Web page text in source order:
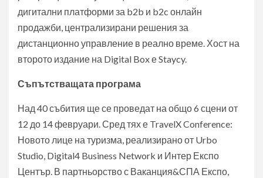
дигитални платформи за b2b и b2c онлайн
продажби, централизирани решения за
дистанционно управление в реално време. Хост на
второто издание на Digital Box е Staycy.
Съпътстващата програма
Над 40 събития ще се проведат на общо 6 сцени от
12 до 14 февруари. Сред тях е TravelX Conference:
Новото лице на туризма, реализирано от Urbo
Studio, Digital4 Business Network и Интер Експо
Център. В партньорство с Ваканция&СПА Експо,